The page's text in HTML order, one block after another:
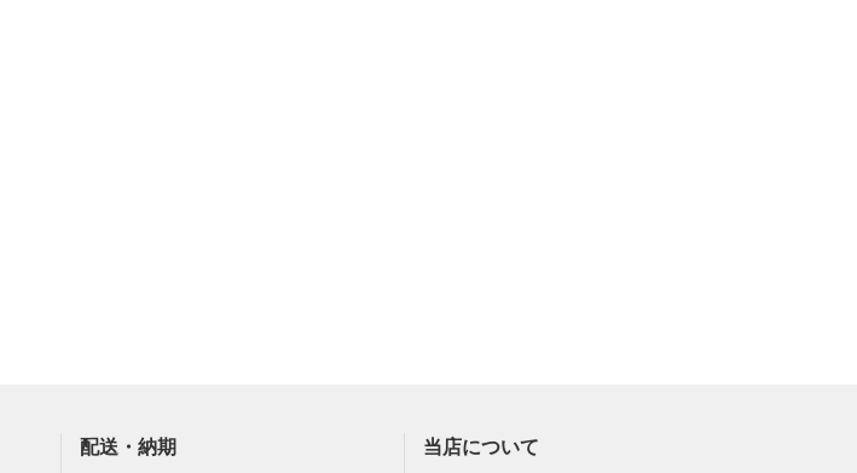
配送・納期 当店について